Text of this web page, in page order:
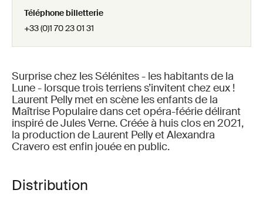
Surprise chez les Sélénites - les habitants de la
Lune - lorsque trois terriens s’invitent chez eux !
Laurent Pelly met en scène les enfants de la
Maîtrise Populaire dans cet opéra-féérie délirant
inspiré de Jules Verne. Créée à huis clos en 2021,
la production de Laurent Pelly et Alexandra
Cravero est enfin jouée en public.
Distribution
Téléphone billetterie
+33 (0)1 70 23 01 31